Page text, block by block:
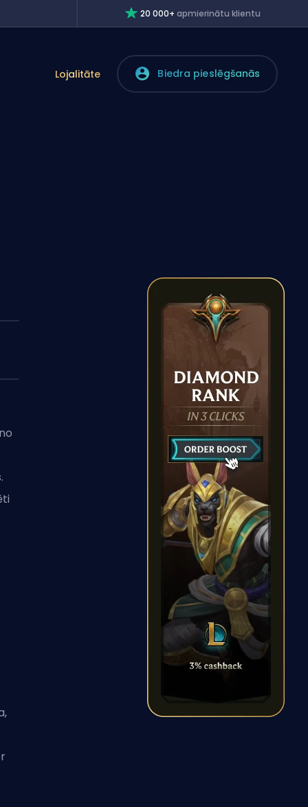
20 000+apmierinātu klientu
Lojalitāte Biedra pieslēgšanās